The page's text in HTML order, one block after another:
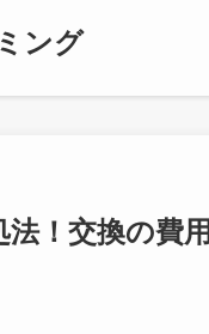
ング
！交換の費用